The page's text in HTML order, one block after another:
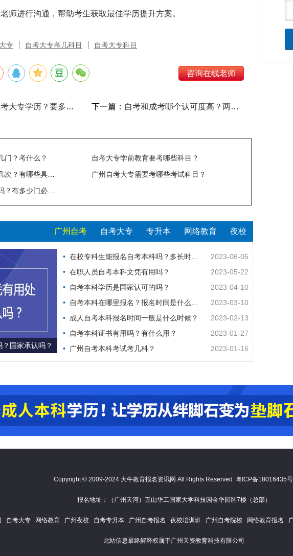
师进行沟通，帮助考生获取最佳学历提升方案。
专 自考大专考几科目 自考大专科目
咨询在线老师
专学历？要多少钱？ 下一篇： 自考和成考哪个认可度高？两者区别在哪？
门？考什么？
自考大专学前教育要考哪些科目？
次？有哪些具体考试科目？
广州自考大专需要考哪些考试科目？
有多少门必考课？
广州自考 自考大专 专升本 网络教育 夜校
国家承认吗？
在校专科生能报名自考本科吗？多长时间考完？
2023-06-05
在职人员自考本科文凭有用吗？
2023-05-22
自考本科学历是国家认可的吗？
2023-04-10
自考本科在哪里报名？报名时间是什么时候？
2023-03-10
成人自考本科报名时间一般是什么时候？
2023-02-13
自考本科证书有用吗？有什么用？
2023-01-27
广州自考本科考试考几科？
2023-01-16
Copyright © 2009-2024 大牛教育报名资讯网 All Rights Reserved 粤ICP备18016435号
报名地址：（广州天河）五山华工国家大学科技园金华园区7楼（总部）
自考大专 网络教育 广州夜校 自考专升本 广州自考报名 夜校培训班 广州自考院校 网络教育报名
此站信息最终解释权属于广州天资教育科技有限公司